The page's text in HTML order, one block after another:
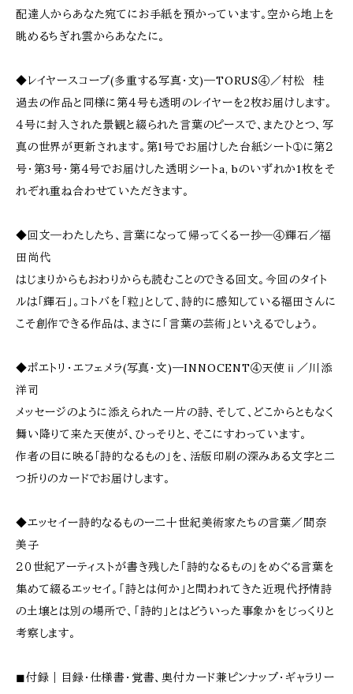
配達人からあなた宛てにお手紙を預かっています。空から地上を
眺めるちぎれ雲からあなたに。
◆レイヤースコープ(多重する写真・文)―TORUS④／村松 桂
過去の作品と同様に第４号も透明のレイヤーを2枚お届けします。
４号に封入された景観と綴られた言葉のピースで、またひとつ、写
真の世界が更新されます。第1号でお届けした台紙シート➀に第２
号・第3号・第４号でお届けした透明シートa, bのいずれか1枚をそ
れぞれ重ね合わせていただきます。
◆回文―わたしたち、言葉になって帰ってくるー抄―④輝石／福
田尚代
はじまりからもおわりからも読むことのできる回文。今回のタイト
ルは「輝石」。コトバを「粒」として、詩的に感知している福田さんに
こそ創作できる作品は、まさに「言葉の芸術」といえるでしょう。
◆ポエトリ・エフェメラ(写真・文)―INNOCENT④天使ⅱ／川添
洋司
メッセージのように添えられた一片の詩、そして、どこからともなく
舞い降りて来た天使が、ひっそりと、そこにすわっています。
作者の目に映る「詩的なるもの」を、活版印刷の深みある文字と二
つ折りのカードでお届けします。
◆エッセイー詩的なるものー二十世紀美術家たちの言葉／間奈
美子
２０世紀アーティストが書き残した「詩的なるもの」をめぐる言葉を
集めて綴るエッセイ。「詩とは何か」と問われてきた近現代抒情詩
の土壌とは別の場所で、「詩的」とはどういった事象かをじっくりと
考察します。
◼︎付録｜目録・仕様書・覚書、奥付カード兼ピンナップ・ギャラリー